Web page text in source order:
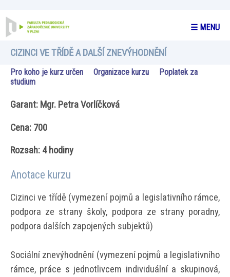
☰ MENU
CIZINCI VE TŘÍDĚ A DALŠÍ ZNEVÝHODNĚNÍ
Pro koho je kurz určen Organizace kurzu
Poplatek za
studium
Garant: Mgr. Petra Vorlíčková
Cena: 700
Rozsah: 4 hodiny
Anotace kurzu
Cizinci ve třídě (vymezení pojmů a legislativního rámce,
podpora ze strany školy, podpora ze strany poradny,
podpora dalších zapojených subjektů)
Sociální znevýhodnění (vymezení pojmů a legislativního
rámce, práce s jednotlivcem individuální a skupinová,